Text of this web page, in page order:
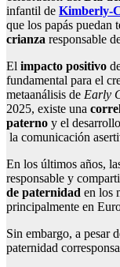
infantil de Kimberly-
que los papás puedan
crianza responsable
El impacto positivo
fundamental para el
metaanálisis de Early
2025, existe una
paterno y el
la comunicación
En los últimos años,
responsable y
de paternidad en los
principalmente en
Sin embargo, a pesar
paternidad